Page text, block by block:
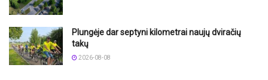
Plungėje dar septyni kilometrai naujų dviračių
takų
2026-08-08